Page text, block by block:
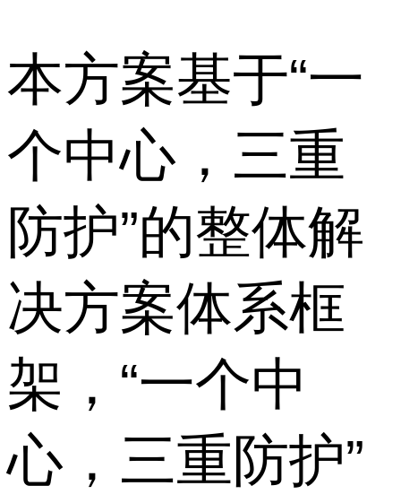
本方案基于“一
个中心，三重
防护”的整体解
决方案体系框
架，“一个中
心，三重防护”